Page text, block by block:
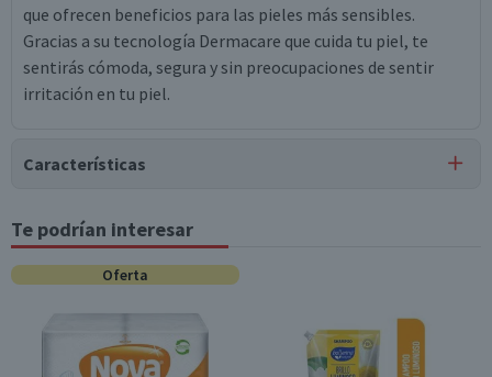
que ofrecen beneficios para las pieles más sensibles.
Gracias a su tecnología Dermacare que cuida tu piel, te
sentirás cómoda, segura y sin preocupaciones de sentir
irritación en tu piel.
Características
Tipo de Producto
Toallas Húmedas
Contenido
Garantía Mínima Legal
Válida hasta su fecha de caducidad
Te podrían interesar
Oferta